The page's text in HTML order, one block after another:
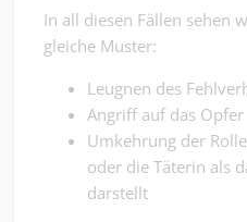
In all diesen Fällen sehen
gleiche Muster:
Leugnen des
Angriff auf das Opfer
Umkehrung der
oder die Täterin als
darstellt